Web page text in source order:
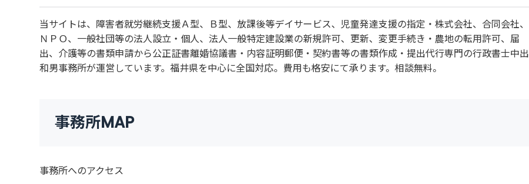
当サイトは、障害者就労継続支援Ａ型、Ｂ型、放課後等デイサービス、児童発達支援の指定・株式会社、合同会社、
ＮＰＯ、一般社団等の法人設立・個人、法人一般特定建設業の新規許可、更新、変更手続き・農地の転用許可、届
出、介護等の書類申請から公正証書離婚協議書・内容証明郵便・契約書等の書類作成・提出代行専門の行政書士中出
和男事務所が運営しています。福井県を中心に全国対応。費用も格安にて承ります。相談無料。
事務所MAP
事務所へのアクセス